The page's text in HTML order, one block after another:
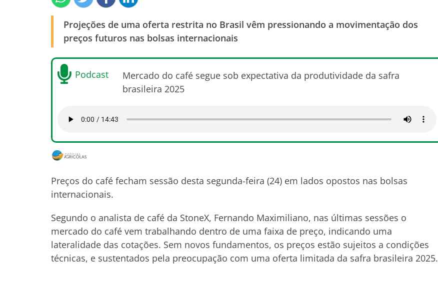
Projeções de uma oferta restrita no Brasil vêm pressionando a movimentação dos
preços futuros nas bolsas internacionais
Podcast
Mercado do café segue sob expectativa da produtividade da safra
brasileira 2025
Preços do café fecham sessão desta segunda-feira (24) em lados opostos nas bolsas
internacionais.
Segundo o analista de café da StoneX, Fernando Maximiliano, nas últimas sessões o
mercado do café vem trabalhando dentro de uma faixa de preço, indicando uma
lateralidade das cotações. Sem novos fundamentos, os preços estão sujeitos a condições
técnicas, e sustentados pela preocupação com uma oferta limitada da safra brasileira 2025.